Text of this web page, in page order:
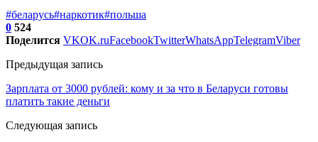
#беларусь#наркотик#польша
0 524
Поделится VKOK.ruFacebookTwitterWhatsAppTelegramViber
Предыдущая запись
Зарплата от 3000 рублей: кому и за что в Беларуси готовы
платить такие деньги
Следующая запись